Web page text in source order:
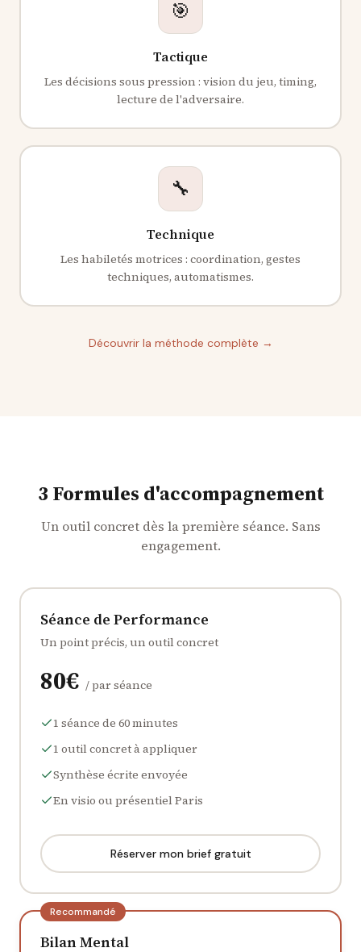
🎯
Tactique
Les décisions sous pression : vision du jeu, timing,
lecture de l'adversaire.
🔧
Technique
Les habiletés motrices : coordination, gestes
techniques, automatismes.
Découvrir la méthode complète →
3 Formules d'accompagnement
Un outil concret dès la première séance. Sans
engagement.
Séance de Performance
Un point précis, un outil concret
80€ /par séance
1 séance de 60 minutes
1 outil concret à appliquer
Synthèse écrite envoyée
En visio ou présentiel Paris
Réserver mon brief gratuit
Recommandé
Bilan Mental